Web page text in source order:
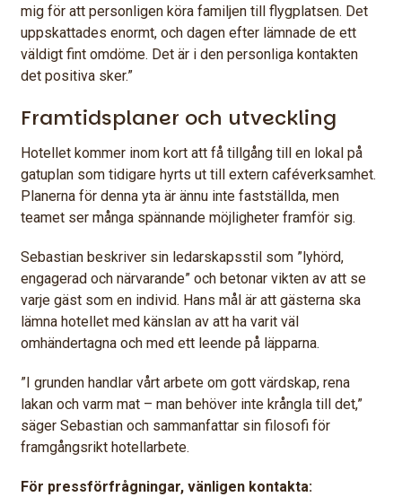
mig för att personligen köra familjen till flygplatsen. Det
uppskattades enormt, och dagen efter lämnade de ett
väldigt fint omdöme. Det är i den personliga kontakten
det positiva sker.”
Framtidsplaner och utveckling
Hotellet kommer inom kort att få tillgång till en lokal på
gatuplan som tidigare hyrts ut till extern caféverksamhet.
Planerna för denna yta är ännu inte fastställda, men
teamet ser många spännande möjligheter framför sig.
Sebastian beskriver sin ledarskapsstil som ”lyhörd,
engagerad och närvarande” och betonar vikten av att se
varje gäst som en individ. Hans mål är att gästerna ska
lämna hotellet med känslan av att ha varit väl
omhändertagna och med ett leende på läpparna.
”I grunden handlar vårt arbete om gott värdskap, rena
lakan och varm mat – man behöver inte krångla till det,”
säger Sebastian och sammanfattar sin filosofi för
framgångsrikt hotellarbete.
För pressförfrågningar, vänligen kontakta: